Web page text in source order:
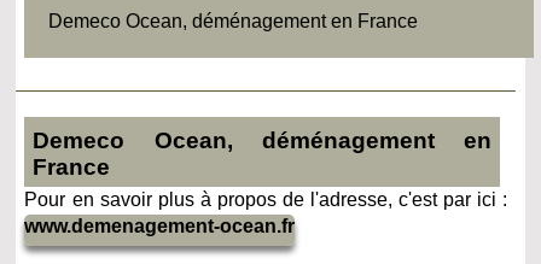
Demeco Ocean, déménagement en France
Demeco Ocean, déménagement en
France
Pour en savoir plus à propos de l'adresse, c'est par ici :
www.demenagement-ocean.fr